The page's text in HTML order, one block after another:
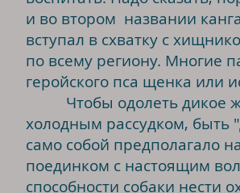
и во втором названии
вступал в схватку с
по всему региону. Многие
геройского пса щенка или
Чтобы одолеть дикое
холодным рассудком,
само собой
поединком с настоящим
способности собаки нести